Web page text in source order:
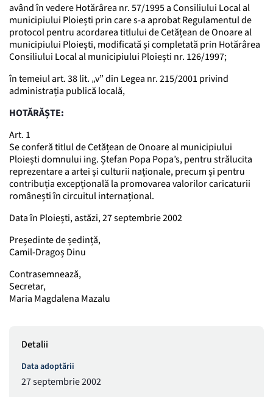
având în vedere Hotărârea nr. 57/1995 a Consiliului Local al
municipiului Ploiești prin care s-a aprobat Regulamentul de
protocol pentru acordarea titlului de Cetățean de Onoare al
municipiului Ploiești, modificată și completată prin Hotărârea
Consiliului Local al municipiului Ploiești nr. 126/1997;
în temeiul art. 38 lit. „v” din Legea nr. 215/2001 privind
administrația publică locală,
HOTĂRĂȘTE:
Art. 1
Se conferă titlul de Cetățean de Onoare al municipiului
Ploiești domnului ing. Ștefan Popa Popa’s, pentru strălucita
reprezentare a artei și culturii naționale, precum și pentru
contribuția excepțională la promovarea valorilor caricaturii
românești în circuitul internațional.
Data în Ploiești, astăzi, 27 septembrie 2002
Președinte de ședință,
Camil-Dragoș Dinu
Contrasemnează,
Secretar,
Maria Magdalena Mazalu
Detalii
Data adoptării
27 septembrie 2002